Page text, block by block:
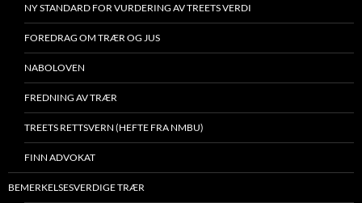
NY STANDARD FOR VURDERING AV TREETS VERDI
FOREDRAG OM TRÆR OG JUS
NABOLOVEN
FREDNING AV TRÆR
TREETS RETTSVERN (HEFTE FRA NMBU)
FINN ADVOKAT
BEMERKELSESVERDIGE TRÆR